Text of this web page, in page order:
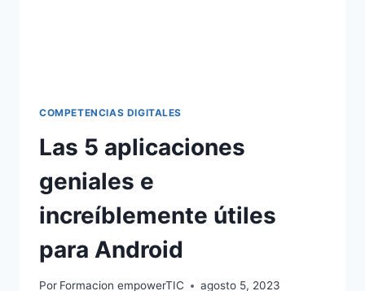
COMPETENCIAS DIGITALES
Las 5 aplicaciones
geniales e
increíblemente útiles
para Android
Por Formacion empowerTIC agosto 5, 2023